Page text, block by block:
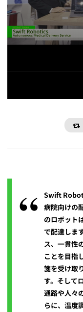
Swift
病院向けの
のロボット
で配達しま
ス、一貫性
ことを目指
箋を受け取
す。そして
通路や人々
らに、温度